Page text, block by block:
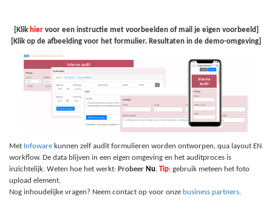
[Klik hiervoor een instructie met voorbeelden of mail je eigen voorbeeld]
[Klik op de afbeelding voor het formulier. Resultaten in de demo-omgeving]
Met Infoware kunnen zelf audit formulieren worden ontworpen, qua layout EN
workflow. De data blijven in een eigen omgeving en het auditproces is
inzichtelijk. Weten hoe het werkt: Probeer Nu. Tip: gebruik meteen het foto
upload element.
Nog inhoudelijke vragen? Neem contact op voor onze business partners.